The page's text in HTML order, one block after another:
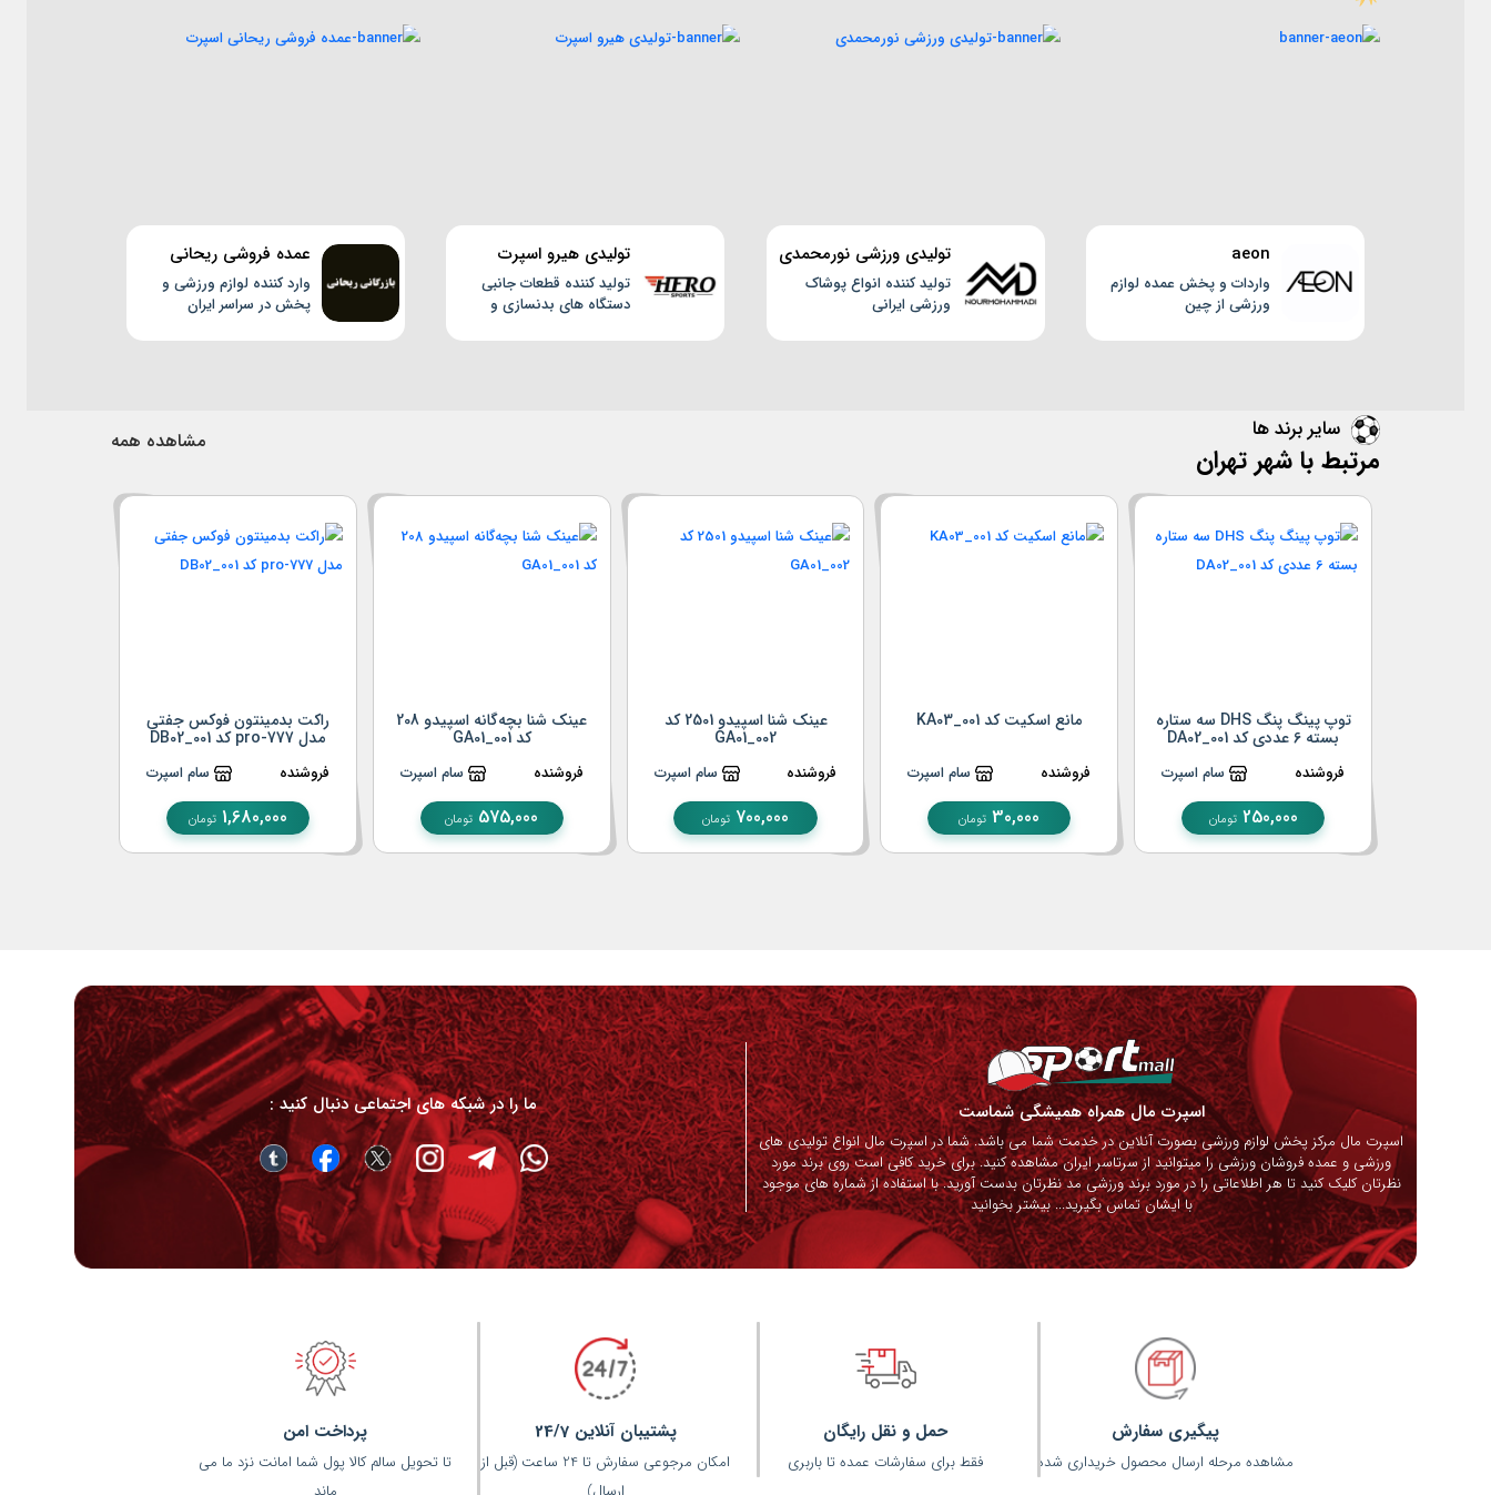
aeon
واردات و پخش عمده لوازم
ورزشی از چین
تولیدی ورزشی نورمحمدی
تولید کننده انواع پوشاک
ورزشی ایرانی
تولیدی هیرو اسپرت
تولید کننده قطعات جانبی
دستگاه های بدنسازی و
عمده فروشی ریحانی
اسپرت
وارد کننده لوازم ورزشی و
پخش در سراسر ایران
سایر برند ها
مرتبط با شهر تهران
مشاهده همه
توپ پینگ پنگ DHS سه ستاره
بسته 6 عددی کد DA02_001
فروشنده سام اسپرت
250,000 تومان
مانع اسکیت کد KA03_001
فروشنده سام اسپرت
30,000 تومان
عینک شنا اسپیدو 2501 کد
GA01_002
فروشنده سام اسپرت
700,000 تومان
عینک شنا بچه‌گانه اسپیدو 208
کد GA01_001
فروشنده سام اسپرت
575,000 تومان
راکت بدمینتون فوکس جفتی
مدل pro-777 کد DB02_001
فروشنده سام اسپرت
1,680,000 تومان
اسپرت مال همراه همیشگی شماست
اسپرت مال مرکز پخش لوازم ورزشی بصورت آنلاین در خدمت شما می باشد. شما در اسپرت مال انواع تولیدی های
ورزشی و عمده فروشان ورزشی را میتوانید از سرتاسر ایران مشاهده کنید. برای خرید کافی است روی برند مورد
نظرتان کلیک کنید تا هر اطلاعاتی را در مورد برند ورزشی مد نظرتان بدست آورید. با استفاده از شماره های موجود
با ایشان تماس بگیرید...بیشتر بخوانید
ما را در شبکه های اجتماعی دنبال کنید :
پیگیری سفارش
مشاهده مرحله ارسال محصول خریداری شده
حمل و نقل رایگان
فقط برای سفارشات عمده تا باربری
پشتیبان آنلاین 24/7
امکان مرجوعی سفارش تا 24 ساعت (قبل از
پرداخت امن
تا تحویل سالم کالا پول شما امانت نزد ما می